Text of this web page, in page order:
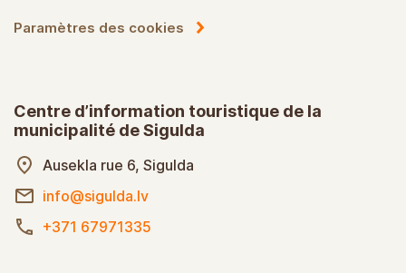
Paramètres des cookies
Centre d’information touristique de la
municipalité de Sigulda
Ausekla rue 6, Sigulda
info@sigulda.lv
+371 67971335